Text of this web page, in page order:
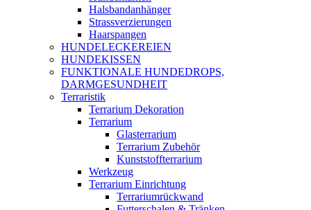
Halsbandanhänger
Strassverzierungen
Haarspangen
HUNDELECKEREIEN
HUNDEKISSEN
FUNKTIONALE HUNDEDROPS,
DARMGESUNDHEIT
Terraristik
Terrarium Dekoration
Terrarium
Glasterrarium
Terrarium Zubehör
Kunststoffterrarium
Werkzeug
Terrarium Einrichtung
Terrariumrückwand